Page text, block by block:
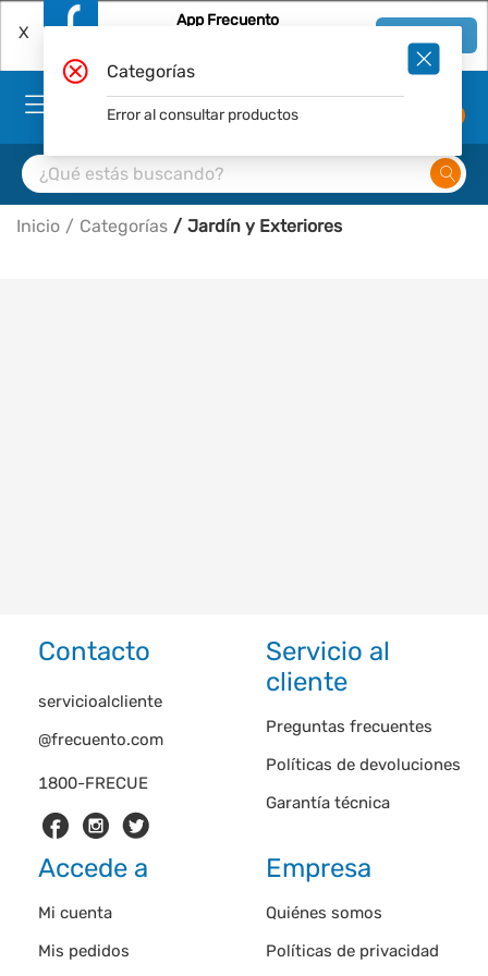
X
App Frecuento
Inicio Categorías Jardín y Exteriores
Contacto
1800-FRECUE
servicioalcliente
@frecuento.com
Servicio al
cliente
Preguntas frecuentes
Políticas de devoluciones
Garantía técnica
Accede a
Mi cuenta
Mis pedidos
Empresa
Quiénes somos
Políticas de privacidad
Categorías
Error al consultar productos